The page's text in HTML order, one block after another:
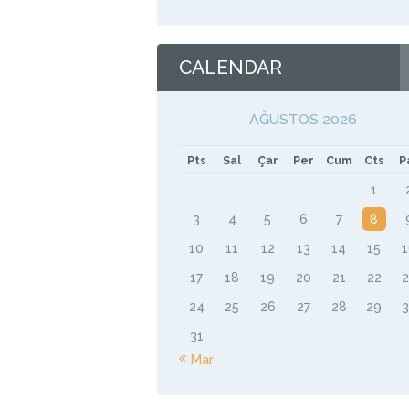
CALENDAR
AĞUSTOS 2026
Pts Sal Çar Per Cum Cts
1
3
4 5 6 7 8
10
11 12 13 14 15
17
18 19 20 21 22
24
25 26 27 28 29
31
« Mar